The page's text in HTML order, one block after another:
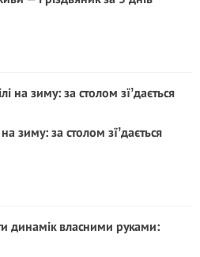
зиму: за столом зїʼдається